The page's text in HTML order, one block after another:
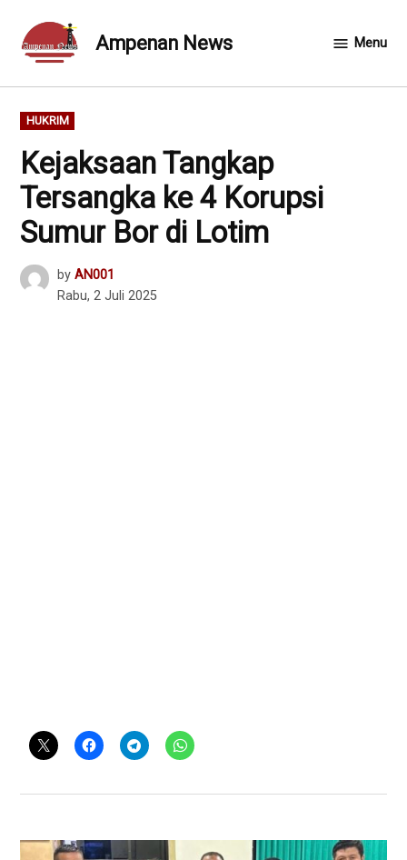
content
Ampenan News Menu
POSTED
IN
HUKRIM
Kejaksaan Tangkap
Tersangka ke 4 Korupsi
Sumur Bor di Lotim
by AN001
Rabu, 2 Juli 2025